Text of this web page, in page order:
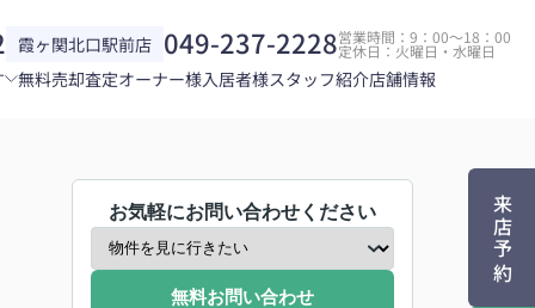
霞ヶ関北口駅前店 049-237-2228営業時間：9：00～18：00
定休日：火曜日・水曜日
無料売却査定オーナー様入居者様スタッフ紹介店舗情報
来店予約
お気軽にお問い合わせください
無料お問い合わせ